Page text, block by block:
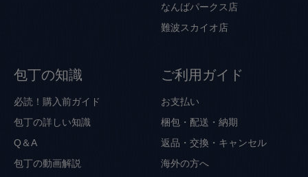
なんばパークス店
難波スカイオ店
包丁の知識
必読！購入前ガイド
包丁の詳しい知識
Q＆A
包丁の動画解説
ご利用ガイド
お支払い
梱包・配送・納期
返品・交換・キャンセル
海外の方へ